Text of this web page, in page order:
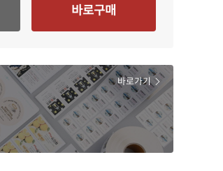
바로구매
바로가기